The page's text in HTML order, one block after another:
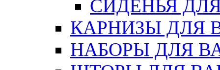
СИДЕНЬЯ
КАРНИЗЫ ДЛЯ
НАБОРЫ ДЛЯ